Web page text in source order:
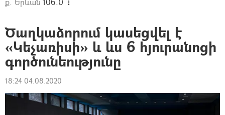
Ծաղկաձորում կասեցվել է
«Կեչառիսի» և ևս 6 հյուրանոցի
գործունեությունը
18:24 04.08.2020